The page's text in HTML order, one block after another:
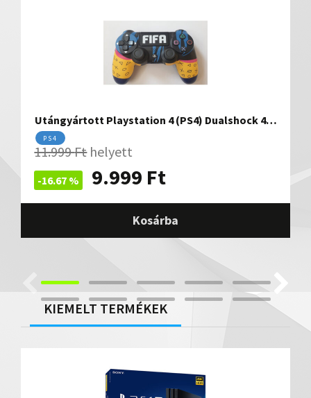
Utángyártott Playstation 4 (PS4) Dualshock 4…
PS4
11.999Fthelyett
-16.67 % 9.999 Ft
Kosárba
KIEMELT TERMÉKEK